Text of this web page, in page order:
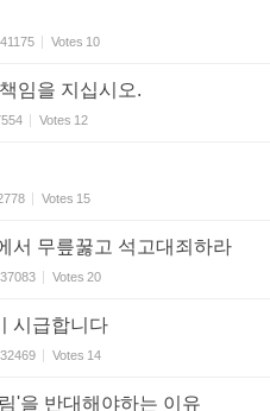
Votes 10
임을 지십시오.
Votes 12
Votes 15
서 무릎꿇고 석고대죄하라
Votes 20
시급합니다
Votes 14
'을 반대해야하는 이유